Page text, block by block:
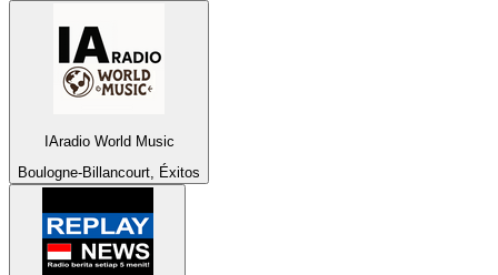
IAradio World Music
Boulogne-Billancourt, Éxitos